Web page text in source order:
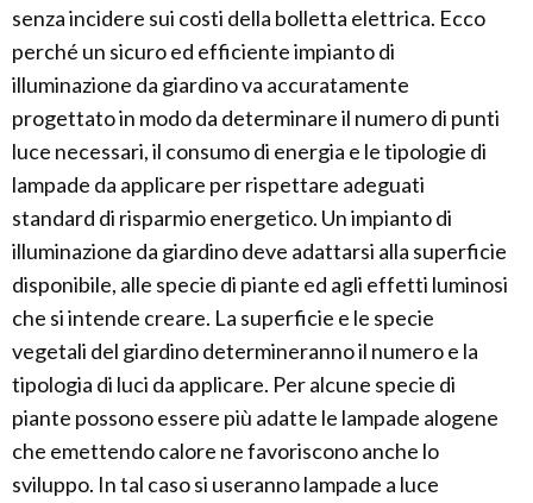
senza incidere sui costi della bolletta elettrica. Ecco
perché un sicuro ed efficiente impianto di
illuminazione da giardino va accuratamente
progettato in modo da determinare il numero di punti
luce necessari, il consumo di energia e le tipologie di
lampade da applicare per rispettare adeguati
standard di risparmio energetico. Un impianto di
illuminazione da giardino deve adattarsi alla superficie
disponibile, alle specie di piante ed agli effetti luminosi
che si intende creare. La superficie e le specie
vegetali del giardino determineranno il numero e la
tipologia di luci da applicare. Per alcune specie di
piante possono essere più adatte le lampade alogene
che emettendo calore ne favoriscono anche lo
sviluppo. In tal caso si useranno lampade a luce